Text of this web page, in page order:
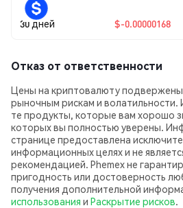
30 дней $-0.00000168
Отказ от ответственности
Цены на криптовалюту
рыночным рискам и волатильности.
те продукты, которые вам хорошо
которых вы полностью уверены.
странице предоставлена
информационных целях и не
рекомендацией. Phemex не
пригодность или достоверность
получения дополнительной
использования и Раскрытие рисков.